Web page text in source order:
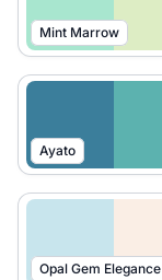
Mint Marrow
Ayato
Opal Gem Elegance